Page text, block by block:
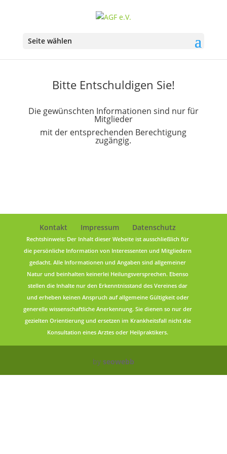
Seite wählen
Bitte Entschuldigen Sie!
Die gewünschten Informationen sind nur für
Mitglieder
mit der entsprechenden Berechtigung
zugängig.
Kontakt Impressum Datenschutz
Rechtshinweis: Der Inhalt dieser Webeite ist ausschließlich für
die persönliche Information von Interessenten und Mitgliedern
gedacht. Alle Informationen und Angaben sind allgemeiner
Natur und beinhalten keinerlei Heilungsversprechen. Ebenso
stellen die Inhalte nur den Erkenntnisstand des Vereines dar
und erheben keinen Anspruch auf allgemeine Gültigkeit oder
generelle wissenschaftliche Anerkennung. Sie dienen so nur der
gezielten Orientierung und ersetzen im Krankheitsfall nicht die
Konsultation eines Arztes oder Heilpraktikers.
by seowebb